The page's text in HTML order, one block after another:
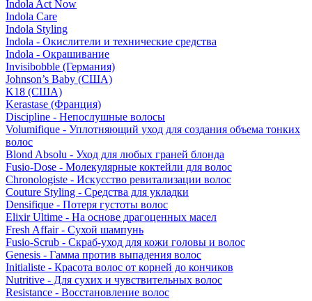
Indola Act Now
Indola Care
Indola Styling
Indola - Окислители и технические средства
Indola - Окрашивание
Invisibobble (Германия)
Johnson’s Baby (США)
K18 (США)
Kerastase (Франция)
Discipline - Непослушные волосы
Volumifique - Уплотняющий уход для создания объема тонких
волос
Blond Absolu - Уход для любых граней блонда
Fusio-Dose - Молекулярные коктейли для волос
Chronologiste - Искусство ревитализации волос
Couture Styling - Средства для укладки
Densifique - Потеря густоты волос
Elixir Ultime - На основе драгоценных масел
Fresh Affair - Сухой шампунь
Fusio-Scrub - Скраб-уход для кожи головы и волос
Genesis - Гамма против выпадения волос
Initialiste - Красота волос от корней до кончиков
Nutritive - Для сухих и чувствительных волос
Resistance - Восстановление волос